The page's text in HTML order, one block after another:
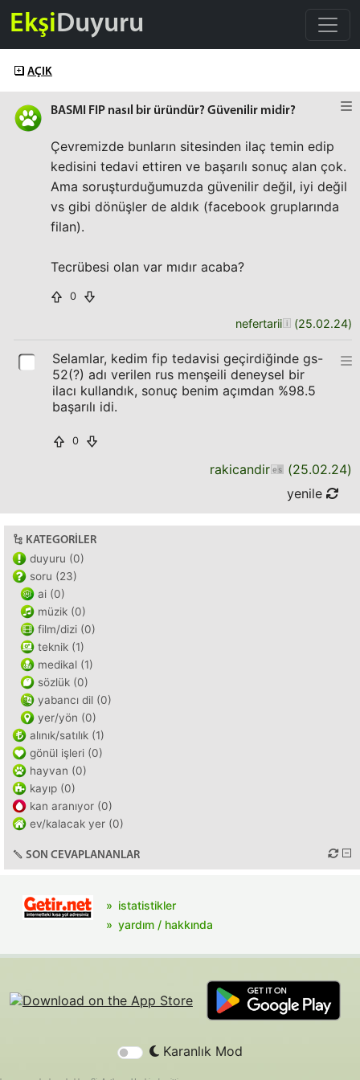
EkşiDuyuru
AÇIK
BASMI FIP nasıl bir üründür? Güvenilir midir?
Çevremizde bunların sitesinden ilaç temin edip
kedisini tedavi ettiren ve başarılı sonuç alan çok.
Ama soruşturduğumuzda güvenilir değil, iyi değil
vs gibi dönüşler de aldık (facebook gruplarında
filan).
Tecrübesi olan var mıdır acaba?
0
nefertarii (25.02.24)
Selamlar, kedim fip tedavisi geçirdiğinde gs-
52(?) adı verilen rus menşeili deneysel bir
ilacı kullandık, sonuç benim açımdan %98.5
başarılı idi.
0
rakicandir (25.02.24)
yenile
KATEGORILER
duyuru (0)
soru (23)
ai (0)
müzik (0)
film/dizi (0)
teknik (1)
medikal (1)
sözlük (0)
yabancı dil (0)
yer/yön (0)
alınık/satılık (1)
gönül işleri (0)
hayvan (0)
kayıp (0)
kan aranıyor (0)
ev/kalacak yer (0)
SON CEVAPLANANLAR
istatistikler
yardım / hakkında
Karanlık Mod